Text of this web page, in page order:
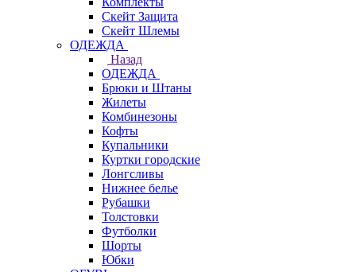
Скейт Защита
Скейт Шлемы
ОДЕЖДА
Назад
ОДЕЖДА
Брюки и Штаны
Жилеты
Комбинезоны
Кофты
Купальники
Куртки городские
Лонгсливы
Нижнее белье
Рубашки
Толстовки
Футболки
Шорты
Юбки